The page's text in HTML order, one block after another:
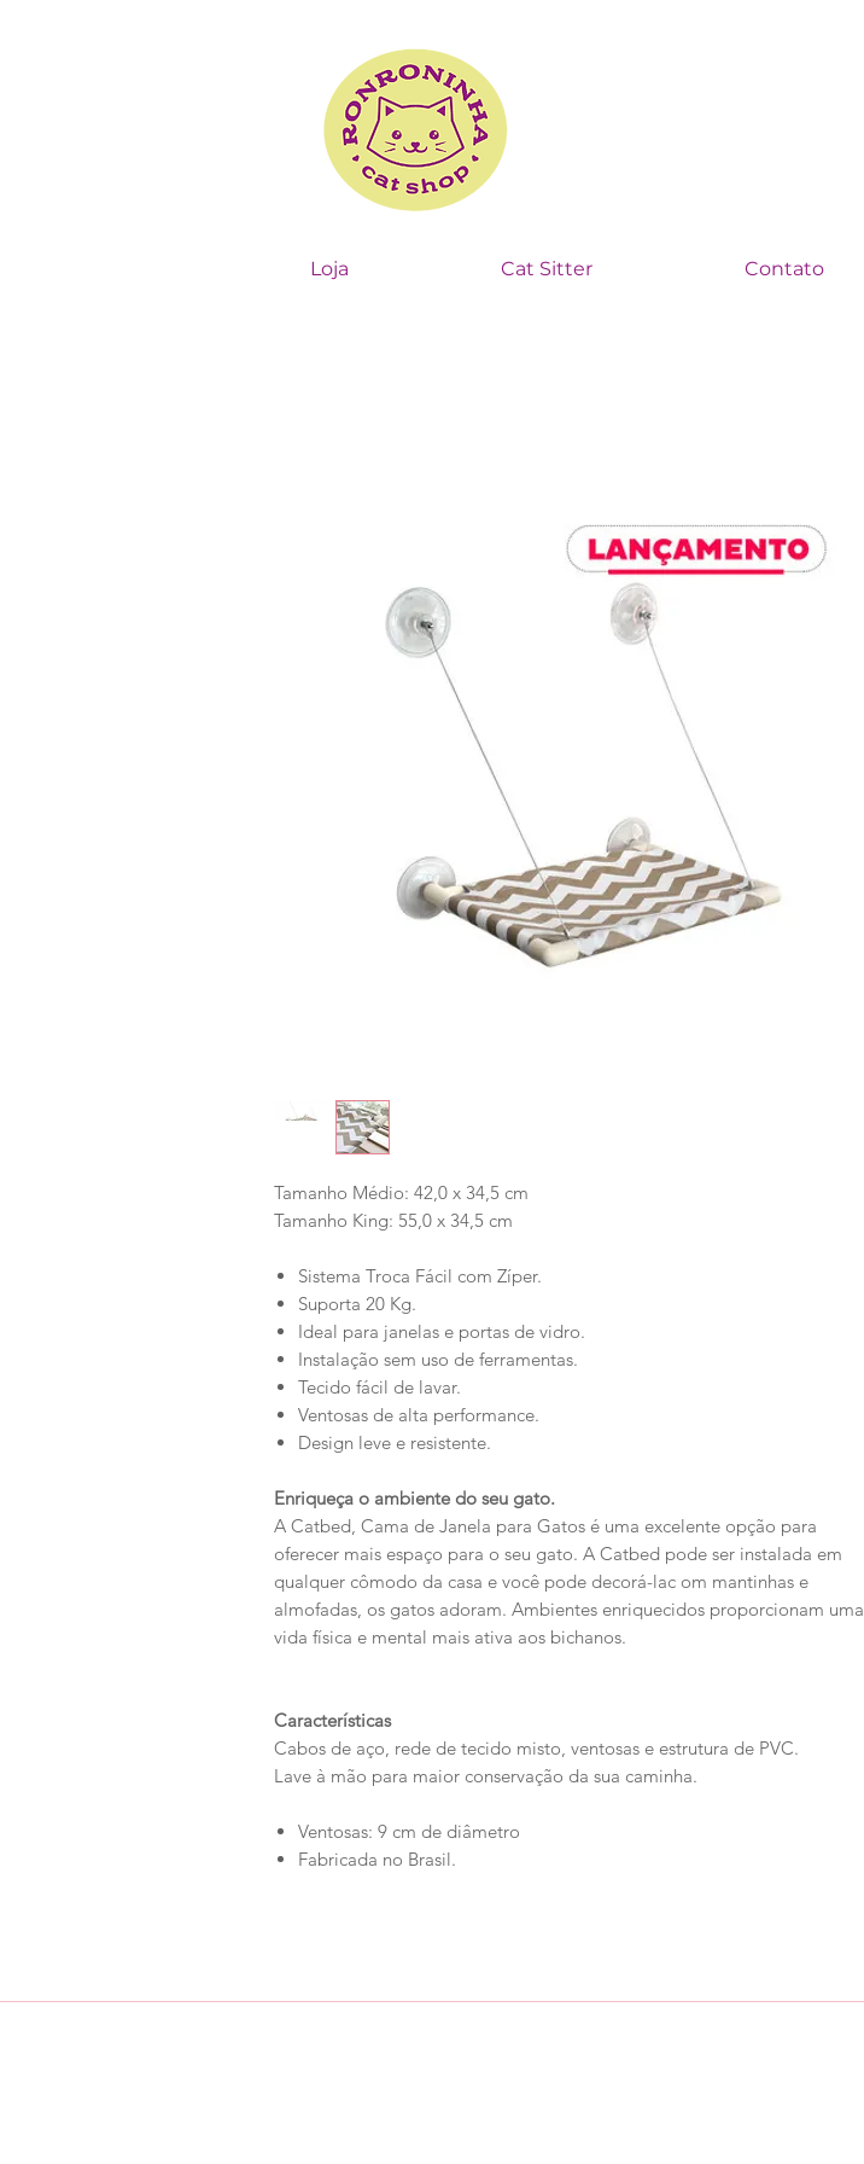
Loja Cat Sitter Contato
Tamanho Médio: 42,0 x 34,5 cm
Tamanho King: 55,0 x 34,5 cm
Sistema Troca Fácil com Zíper.
Suporta 20 Kg.
Ideal para janelas e portas de vidro.
Instalação sem uso de ferramentas.
Tecido fácil de lavar.
Ventosas de alta performance.
Design leve e resistente.
Enriqueça o ambiente do seu gato.
A Catbed, Cama de Janela para Gatos é uma excelente opção para
oferecer mais espaço para o seu gato. A Catbed pode ser instalada em
qualquer cômodo da casa e você pode decorá-lac om mantinhas e
almofadas, os gatos adoram. Ambientes enriquecidos proporcionam uma
vida física e mental mais ativa aos bichanos.
Características
Cabos de aço, rede de tecido misto, ventosas e estrutura de PVC.
Lave à mão para maior conservação da sua caminha.
Ventosas: 9 cm de diâmetro
Fabricada no Brasil.